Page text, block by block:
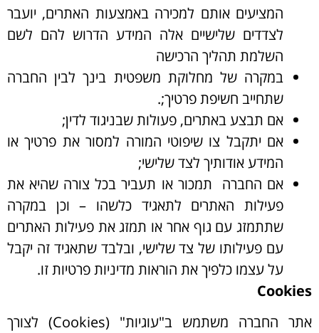
המציעים אותם למכירה באמצעות האתרים, יועבר
לצדדים שלישיים אלה המידע הדרוש להם לשם
השלמת תהליך הרכישה
במקרה של מחלוקת משפטית בינך לבין החברה
שתחייב חשיפת פרטיך;.
אם תבצע באתרים, פעולות שבניגוד לדין;
אם יתקבל צו שיפוטי המורה למסור את פרטיך או
המידע אודותיך לצד שלישי;
אם החברה תמכור או תעביר בכל צורה שהיא את
פעילות האתרים לתאגיד כלשהו – וכן במקרה
שתתמזג עם גוף אחר או תמזג את פעילות האתרים
עם פעילותו של צד שלישי, ובלבד שתאגיד זה יקבל
על עצמו כלפיך את הוראות מדיניות פרטיות זו.
Cookies
אתר החברה משתמש ב"עוגיות" (Cookies) לצורך